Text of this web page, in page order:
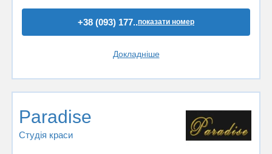
+38 (093) 177..показати номер
Докладніше
Paradise
Студія краси